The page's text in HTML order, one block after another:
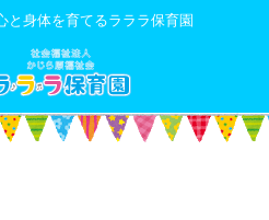
と身体を育てるラララ保育園